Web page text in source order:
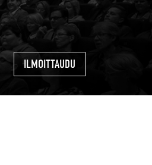
ILMOITTAUDU